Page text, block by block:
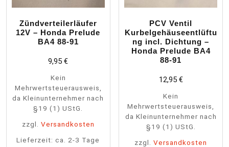
Zündverteilerläufer
12V – Honda Prelude
BA4 88-91
9,95€
Kein
Mehrwertsteuerausweis,
da Kleinunternehmer nach
§19 (1) UStG.
zzgl. Versandkosten
Lieferzeit:ca. 2-3 Tage
PCV Ventil
Kurbelgehäuseentlüftu
ng incl. Dichtung –
Honda Prelude BA4
88-91
12,95 €
Kein
Mehrwertsteuerausweis,
da Kleinunternehmer nach
§19 (1) UStG.
zzgl.Versandkosten